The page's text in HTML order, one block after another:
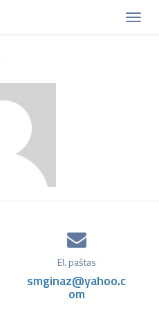
El. paštas
smginaz@yahoo.c
om